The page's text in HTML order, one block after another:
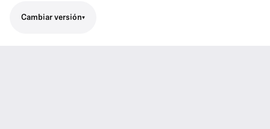
Cambiar versión